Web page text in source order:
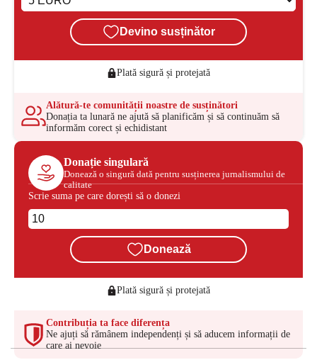
Devino susținător
Plată sigură și protejată
Alătură-te comunității noastre de susținători
Donația ta lunară ne ajută să planificăm și să continuăm să
informăm corect și echidistant
Donație singulară
Donează o singură dată pentru susținerea jurnalismului de
calitate
Scrie suma pe care dorești să o donezi
Donează
Plată sigură și protejată
Contribuția ta face diferența
Ne ajuți să rămânem independenți și să aducem informații de
care ai nevoie